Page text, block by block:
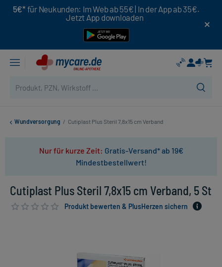
5€* für Neukunden: Im Web ab 55€ | In der App ab 35€.
Jetzt App downloaden
Wundversorgung / Cutiplast Plus Steril 7,8x15 cm Verband
Nur für kurze Zeit: Gratis-Versand* ab 19€
Mindestbestellwert!
Cutiplast Plus Steril 7,8x15 cm Verband, 5 St
Produkt bewerten & PlusHerzen sichern